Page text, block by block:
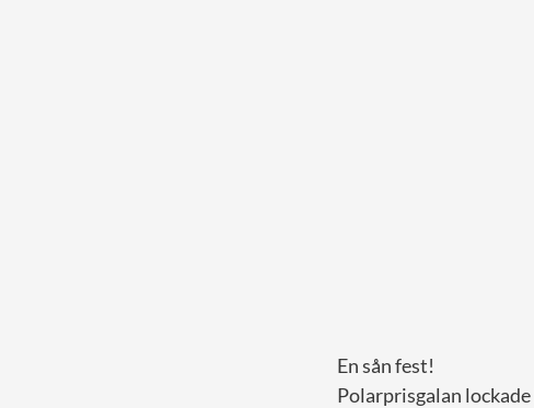
En sån fest!
Polarprisgalan